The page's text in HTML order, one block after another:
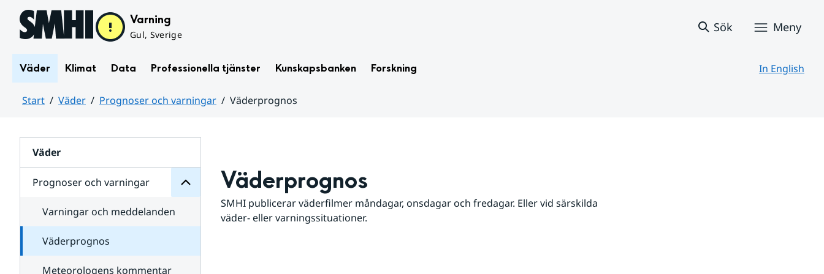
Hoppa till sidans innehåll Varning
Gul, Sverige
Sök Meny
Väder Klimat Data Professionella tjänster Kunskapsbanken Forskning In English
Start Väder Prognoser och varningar
Väderprognos
Väder
Prognoser och varningar
för
varningar
Varningar och meddelanden
Väderprognos
Meteorologens kommentar
Väderprognos
SMHI publicerar väderfilmer måndagar, onsdagar och fredagar. Eller vid särskilda
väder- eller varningssituationer.